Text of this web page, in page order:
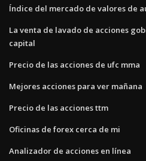
Índice del mercado de valores de
La venta de lavado de acciones
capital
Precio de las acciones de ufc mma
Mejores acciones para ver mañana
Precio de las acciones ttm
Oficinas de forex cerca de mi
Analizador de acciones en línea